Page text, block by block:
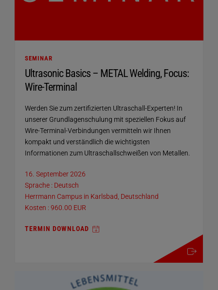
SEMINAR
Ultrasonic Basics – METAL Welding, Focus:
Wire-Terminal
Werden Sie zum zertifizierten Ultraschall-Experten! In
unserer Grundlagenschulung mit speziellen Fokus auf
Wire-Terminal-Verbindungen vermitteln wir Ihnen
kompakt und verständlich die wichtigsten
Informationen zum Ultraschallschweißen von Metallen.
16. September 2026
Sprache : Deutsch
Herrmann Campus in Karlsbad, Deutschland
Kosten : 960.00 EUR
TERMIN DOWNLOAD
mehr details